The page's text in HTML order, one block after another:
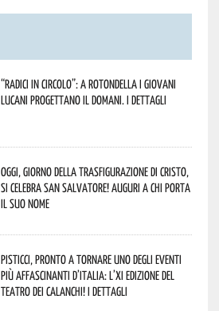
“Radici in Circolo”: a Rotondella i giovani
lucani progettano il domani. I dettagli
Oggi, giorno della Trasfigurazione di Cristo,
si celebra San Salvatore! Auguri a chi porta
il suo nome
Pisticci, pronto a tornare uno degli eventi
più affascinanti d’Italia: l’XI edizione del
Teatro dei Calanchi! I dettagli